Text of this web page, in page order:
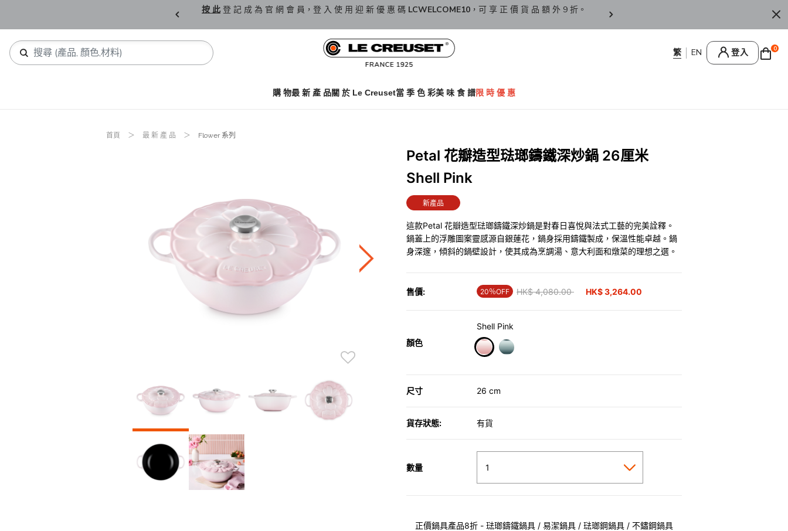
按 此 登 記 成 為 官 網 會 員，登 入 使 用 迎 新 優 惠 碼 LCWELCOME10 ，可 享 正 價 貨 品 額 外 9 折。 香 港 / 澳 門 訂 單 滿
登入 0
購 物最 新 產 品關 於 Le Creuset當 季 色 彩美 味 食 譜限 時 優 惠
首頁 最 新 產 品 Flower 系列
Petal 花瓣造型琺瑯鑄鐵深炒鍋 26厘米
Shell Pink
新產品
這款Petal 花瓣造型琺瑯鑄鐵深炒鍋是對春日喜悅與法式工藝的完美詮釋。
鍋蓋上的浮雕圖案靈感源自銀蓮花，鍋身採用鑄鐵製成，保溫性能卓越。鍋
身深邃，傾斜的鍋壁設計，使其成為烹調湯、意大利面和燉菜的理想之選。
售價: 20％OFF Price reduced from
HK$ 4,080.00 HK$ 3,264.00
顏色
Shell Pink
尺寸 26 cm
貨存狀態: 有貨
數量
正價鍋具產品8折 - 琺瑯鑄鐵鍋具 / 易潔鍋具 / 琺瑯鋼鍋具 / 不鏽鋼鍋具